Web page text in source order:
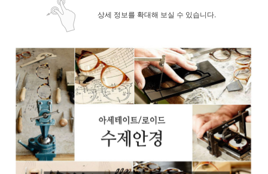
상세 정보를 확대해 보실 수 있습니다.